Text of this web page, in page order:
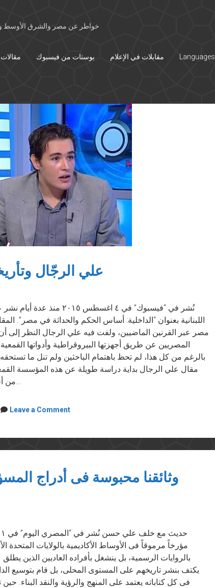
خواطر عن مصر والشرق الأوسط
بوستات من فيسبوك مقابلات في الإعلام Languages
علي الرجّال
نُشر في “فيسبوك” في ٤ اغسطس
اللبنانية بعنوان “الداخلية: أساس الحكم والحداثة في مصر”.
مصر عبر القرنين الماضيين، ولفت فيه علي الرجال النظر إلى
المصريين عن طريق أجهزتها البيروقراطية وأدواتها
بالرغم من كل هذا، لم تحظ باهتمام الباحثين ولم تنل ما
مقال علي الرجال بداية دراسة طويلة عن هذه المؤسسة
من أفكار ورؤي عميقة الدلالة. وكنت قد…
Leave a Comment
وثائقنا محبوسة فى أدراج
مؤرخاً مرموقاً فى الأوساط الأكاديمية بالولايات المتحدة
بالروايات الرسمية، بل ينشغل بأفراده العاديين الذين
يكتف بنشر تاريخهم على المستوى المحلى، بل قام بتوسيع
فى كل كتاباته يعتمد على المنهج والرؤية والنقد البناء.